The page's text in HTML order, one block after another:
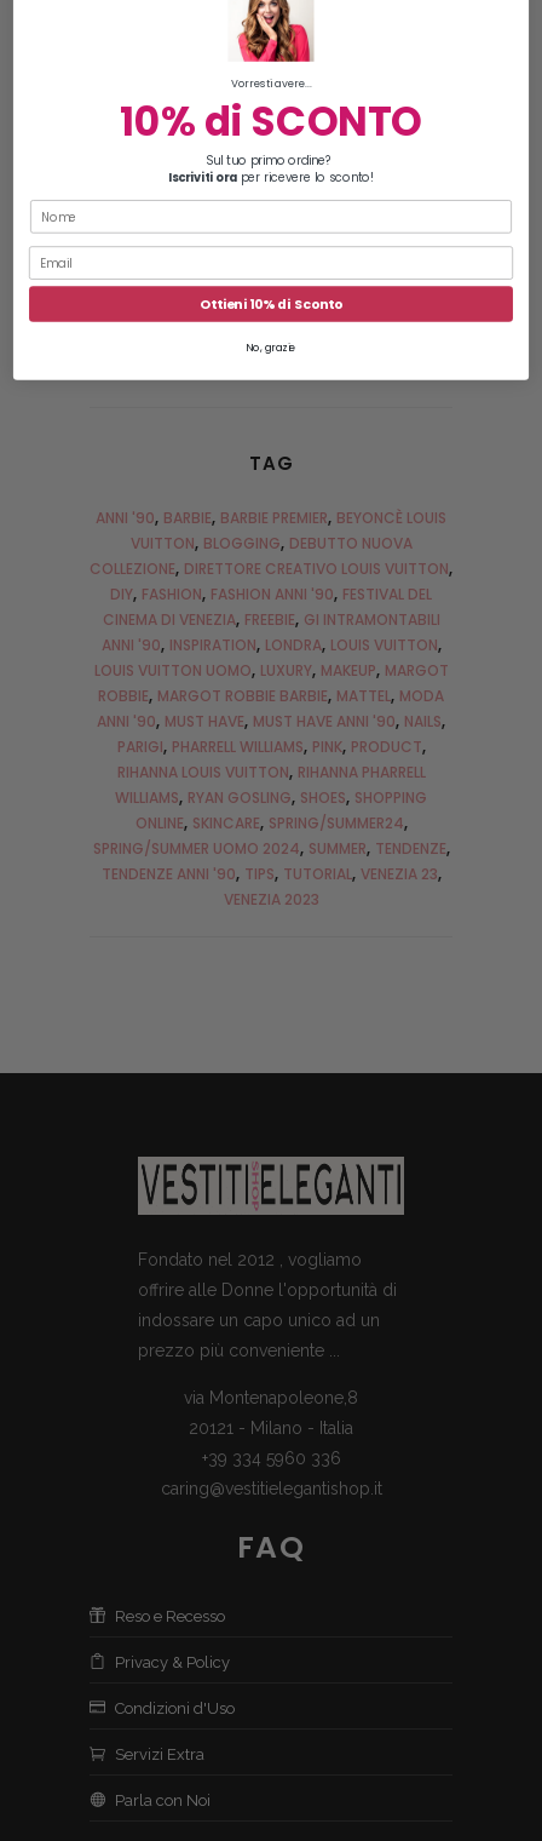
TAG
ANNI '90 BARBIE BARBIE PREMIER BEYONCÈ LOUIS
VUITTON BLOGGING DEBUTTO NUOVA
COLLEZIONE DIRETTORE CREATIVO LOUIS VUITTON
DIY FASHION FASHION ANNI '90 FESTIVAL DEL
CINEMA DI VENEZIA FREEBIE GI INTRAMONTABILI
ANNI '90 INSPIRATION LONDRA LOUIS VUITTON
LOUIS VUITTON UOMO LUXURY MAKEUP MARGOT
ROBBIE MARGOT ROBBIE BARBIE MATTEL MODA
ANNI '90 MUST HAVE MUST HAVE ANNI '90 NAILS
PARIGI PHARRELL WILLIAMS PINK PRODUCT
RIHANNA LOUIS VUITTON RIHANNA PHARRELL
WILLIAMS RYAN GOSLING SHOES SHOPPING
ONLINE SKINCARE SPRING/SUMMER24
SPRING/SUMMER UOMO 2024 SUMMER TENDENZE
TENDENZE ANNI '90 TIPS TUTORIAL VENEZIA 23
VENEZIA 2023
Fondato nel 2012 , vogliamo
offrire alle Donne l'opportunità di
indossare un capo unico ad un
prezzo più conveniente ...
via Montenapoleone,8
20121 - Milano - Italia
+39 334 5960 336
caring@vestitielegantishop.it
FAQ
Reso e Recesso
Privacy & Policy
Condizioni d'Uso
Servizi Extra
Parla con Noi
Vorresti avere...
10% di SCONTO
Sul tuo primo ordine?
Iscriviti ora per ricevere lo sconto!
Ottieni 10% di Sconto
No, grazie